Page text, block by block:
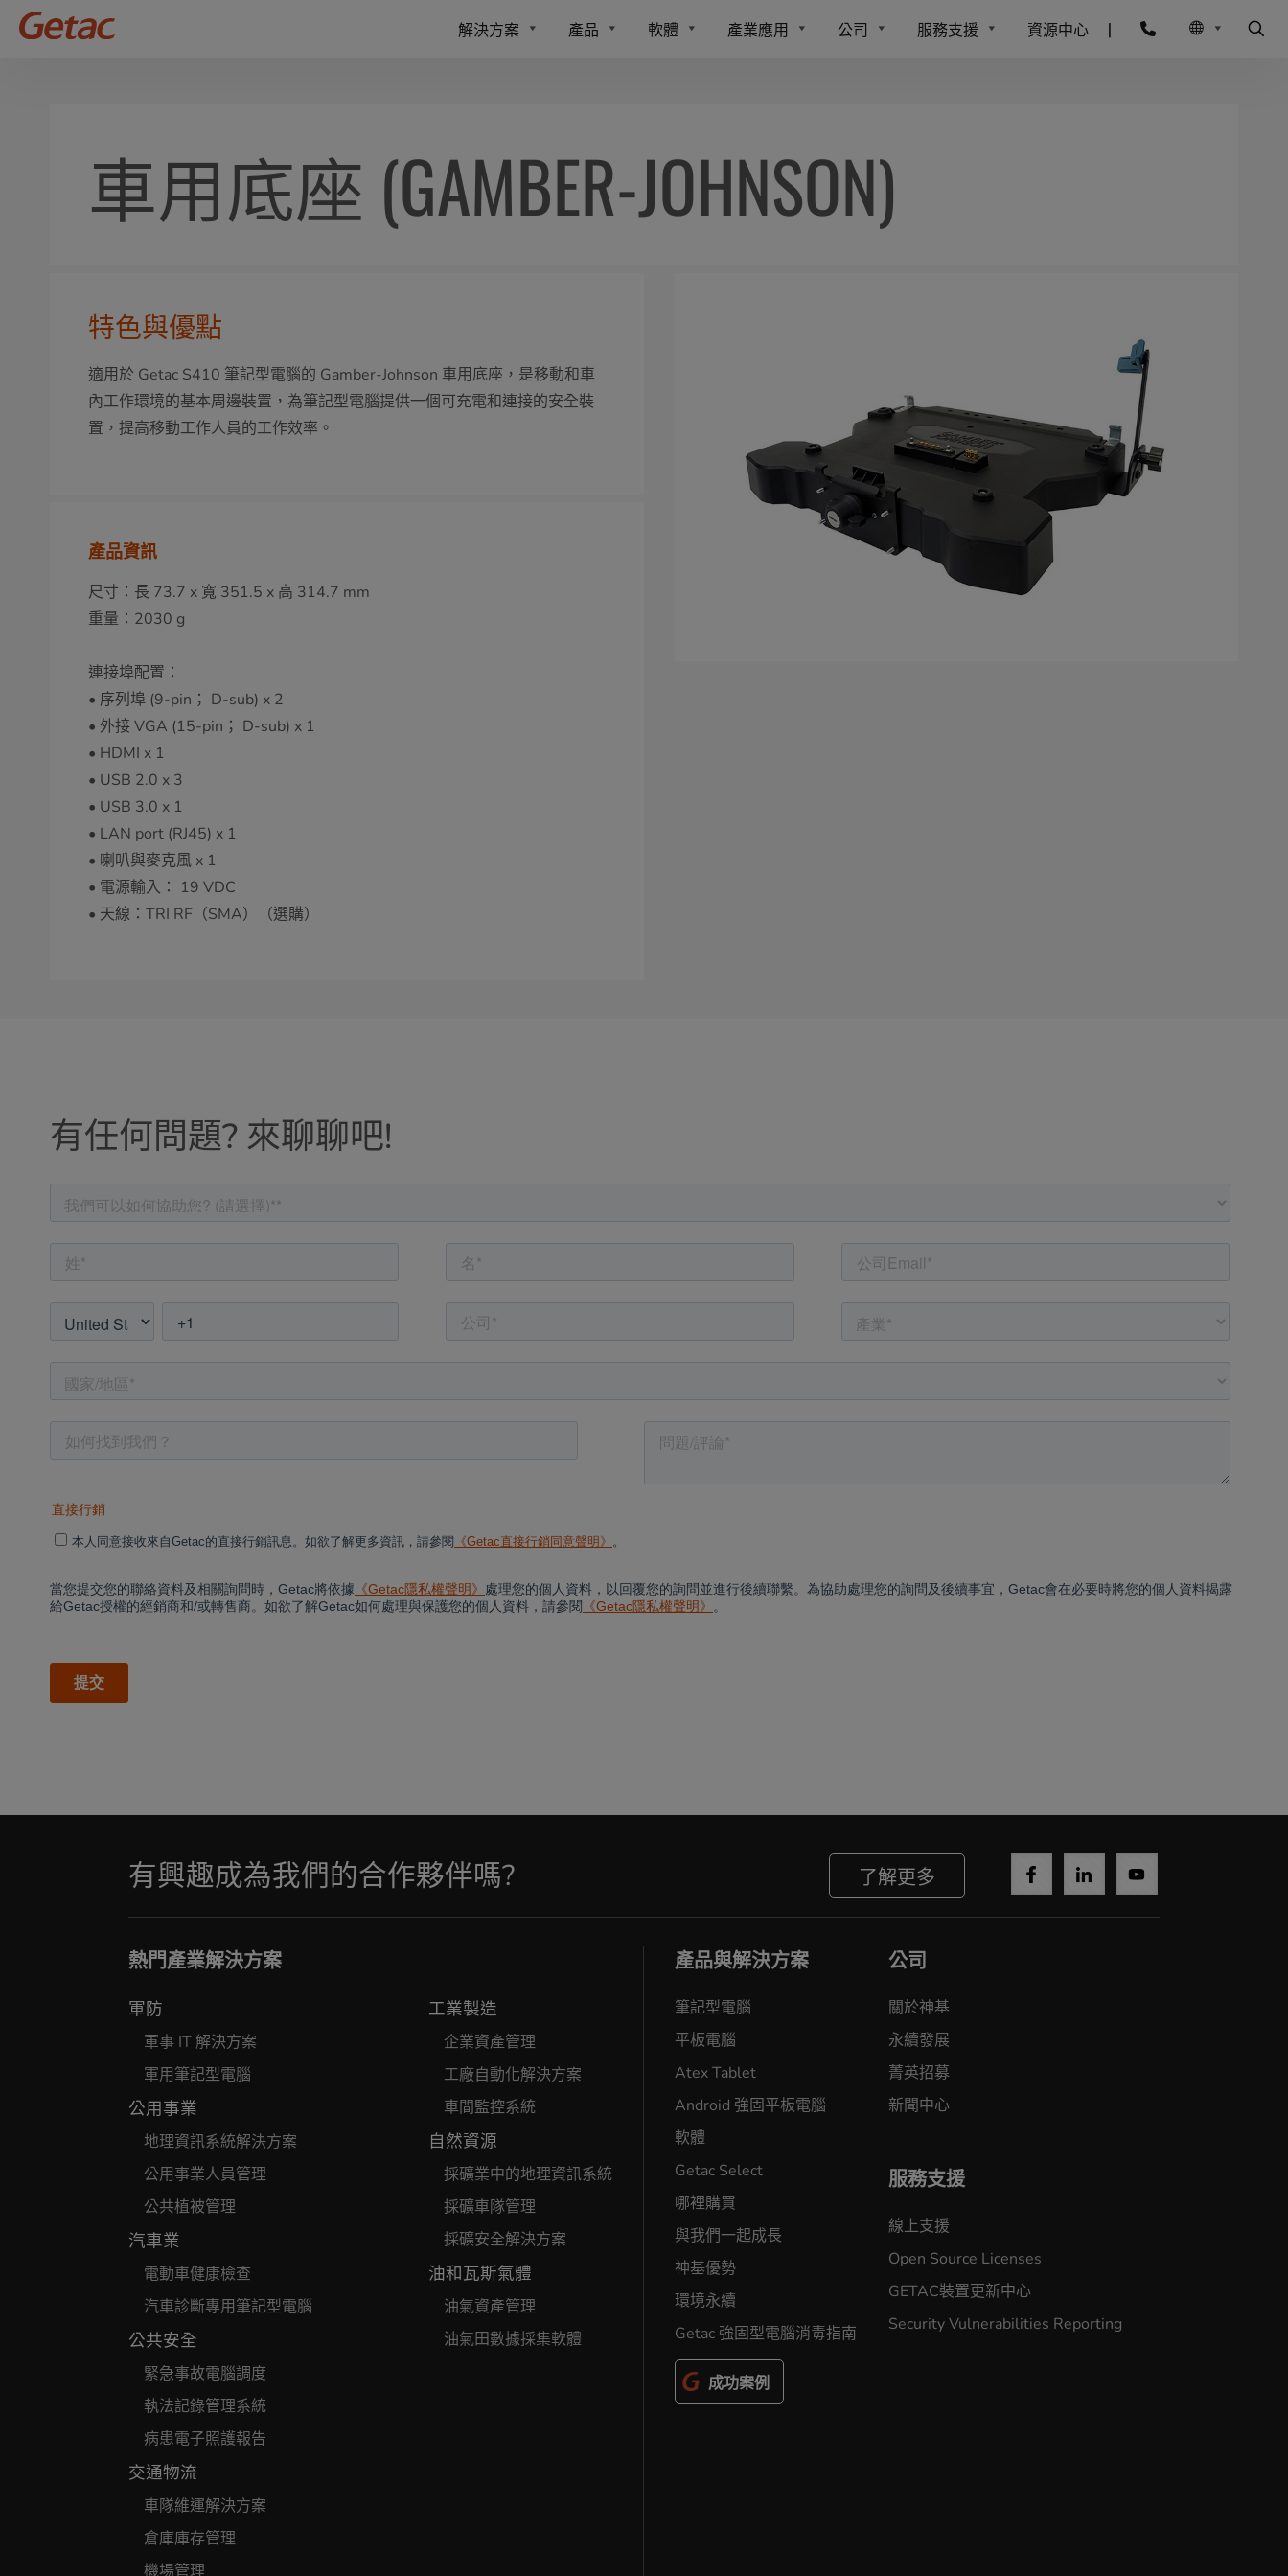
解決方案 產品 軟體 產業應用 公司 服務支援 資源中心 |
車用底座 (GAMBER-JOHNSON)
特色與優點
適用於 Getac S410 筆記型電腦的 Gamber-Johnson 車用底座，是移動和車
內工作環境的基本周邊裝置，為筆記型電腦提供一個可充電和連接的安全裝
置，提高移動工作人員的工作效率。
產品資訊
尺寸：長 73.7 x 寬 351.5 x 高 314.7 mm
重量：2030 g
連接埠配置：
• 序列埠 (9-pin； D-sub) x 2
• 外接 VGA (15-pin； D-sub) x 1
• HDMI x 1
• USB 2.0 x 3
• USB 3.0 x 1
• LAN port (RJ45) x 1
• 喇叭與麥克風 x 1
• 電源輸入： 19 VDC
• 天線：TRI RF（SMA）（選購）
Yes, I agree
有任何問題? 來聊聊吧!
有興趣成為我們的合作夥伴嗎? 了解更多
熱門產業解決方案
軍防
軍事 IT 解決方案
軍用筆記型電腦
公用事業
地理資訊系統解決方案
公用事業人員管理
公共植被管理
汽車業
電動車健康檢查
汽車診斷專用筆記型電腦
公共安全
緊急事故電腦調度
執法記錄管理系統
病患電子照護報告
交通物流
車隊維運解決方案
倉庫庫存管理
機場管理
工業製造
企業資產管理
工廠自動化解決方案
車間監控系統
自然資源
採礦業中的地理資訊系統
採礦車隊管理
採礦安全解決方案
油和瓦斯氣體
油氣資產管理
油氣田數據採集軟體
產品與解決方案
筆記型電腦
平板電腦
Atex Tablet
Android 強固平板電腦
軟體
Getac Select
哪裡購買
與我們一起成長
神基優勢
環境永續
Getac 強固型電腦消毒指南
成功案例
公司
關於神基
永續發展
菁英招募
新聞中心
服務支援
線上支援
Open Source Licenses
GETAC裝置更新中心
Security Vulnerabilities Reporting